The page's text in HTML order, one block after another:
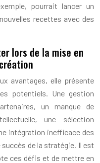
pourrait lancer un
recettes avec des
lors de la mise en
avantages, elle présente
potentiels. Une gestion
un manque de
une sélection
intégration inefficace des
de la stratégie. Il est
ces défis et de mettre en